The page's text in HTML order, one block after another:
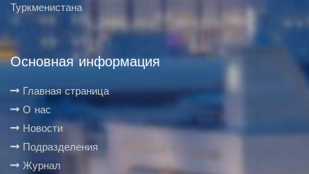
Туркменистана
Основная информация
Главная страница
О нас
Новости
Подразделения
Журнал